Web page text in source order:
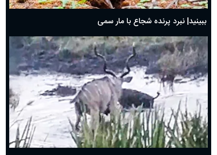
ببینید| نبرد پرنده شجاع با مار سمی